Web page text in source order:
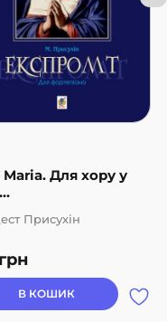
Maria. Для хору у
грн
Присухін
В КОШИК